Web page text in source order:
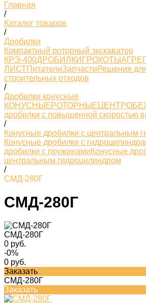
Главная
/
Каталог товаров
/
Дробилки
Компактный роторный экскаватор
КРЭ-400ДРОБИЛКИ ГРОХОТЫ
ЛИСТПитателиЗапчастиРешения
строительных отходов
/
Дробилки конусные
КОНУСНЫЕРОТОРНЫЕ
дробилки с повышенной скоростью
/
Конусные дробилки с центральным
Конусные дробилки с
дробилки с пружинамиКонусные
центральным гидроцилиндром
/
СМД-280Г
СМД-280Г
СМД-280Г
0 руб.
-0%
0 руб.
Заказать
СМД-280Г
Заказать